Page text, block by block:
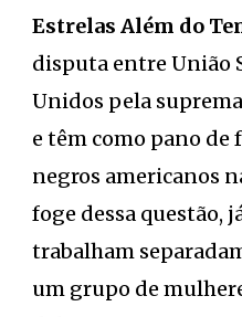
Estrelas Além do
disputa entre União
Unidos pela
e têm como pano de
negros americanos
foge dessa questão,
trabalham
um grupo de